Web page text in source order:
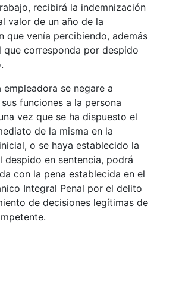
recibirá la indemnización
valor de un año de la
que venía percibiendo, además
que corresponda por despido
empleadora se negare a
funciones a la persona
vez que se ha dispuesto el
de la misma en la
o se haya establecido la
despido en sentencia, podrá
con la pena establecida en el
Integral Penal por el delito
de decisiones legítimas de